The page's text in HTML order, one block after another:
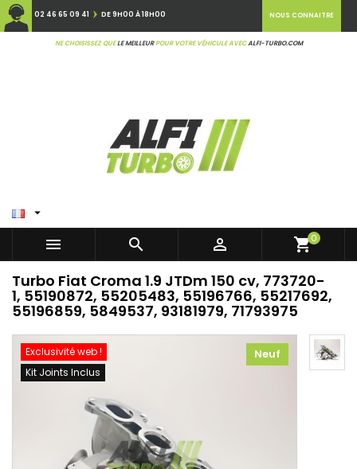
02 46 65 09 41 DE 9H00 À 18H00
NE CHOISISSEZ QUELE MEILLEURPOUR VOTRE VÉHICULE AVECALFI-TURBO.COM
NOUS CONNAITRE

   shopping_cart0
Turbo Fiat Croma 1.9 JTDm 150 cv, 773720-
1, 55190872, 55205483, 55196766, 55217692,
55196859, 5849537, 93181979, 71793975
Exclusivité web !
Kit Joints Inclus
Neuf